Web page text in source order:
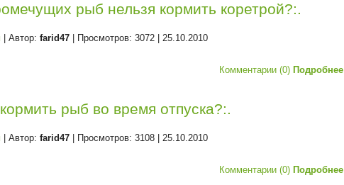
рыб нельзя кормить коретрой?:.
| Автор: farid47 | Просмотров: 3072 | 25.10.2010
Комментарии (0) Подробнее
рыб во время отпуска?:.
| Автор: farid47 | Просмотров: 3108 | 25.10.2010
Комментарии (0) Подробнее